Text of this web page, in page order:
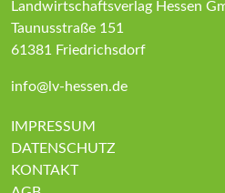
Landwirtschaftsverlag Hessen
Taunusstraße 151
61381 Friedrichsdorf
info@lv-hessen.de
IMPRESSUM
DATENSCHUTZ
KONTAKT